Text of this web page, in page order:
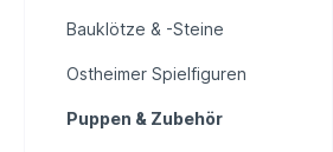
Bauklötze & -Steine
Ostheimer Spielfiguren
Puppen & Zubehör